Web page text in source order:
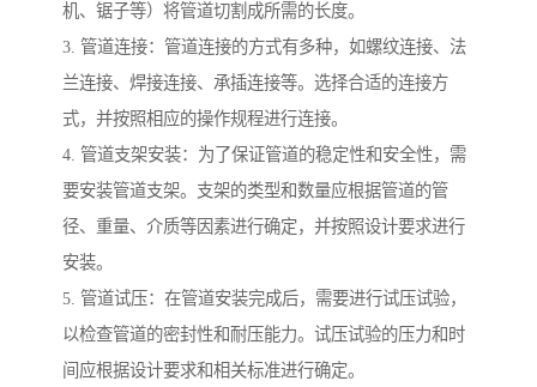
机、锯子等）将管道切割成所需的长度。
3. 管道连接：管道连接的方式有多种，如螺纹连接、法
兰连接、焊接连接、承插连接等。选择合适的连接方
式，并按照相应的操作规程进行连接。
4. 管道支架安装：为了保证管道的稳定性和安全性，需
要安装管道支架。支架的类型和数量应根据管道的管
径、重量、介质等因素进行确定，并按照设计要求进行
安装。
5. 管道试压：在管道安装完成后，需要进行试压试验，
以检查管道的密封性和耐压能力。试压试验的压力和时
间应根据设计要求和相关标准进行确定。